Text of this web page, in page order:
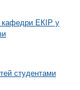
кафедри ЕКІР у
студентами